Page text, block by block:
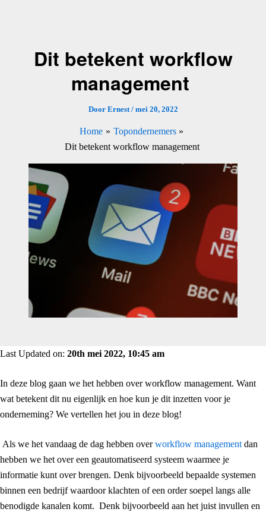
Dit betekent workflow
management
Door Ernest/ mei 20, 2022
Home
Topondernemers
Dit betekent workflow management
Last Updated on: 20th mei 2022, 10:45 am
In deze blog gaan we het hebben over workflow management. Want
wat betekent dit nu eigenlijk en hoe kun je dit inzetten voor je
onderneming? We vertellen het jou in deze blog!
Als we het vandaag de dag hebben overworkflow management dan
hebben we het over een geautomatiseerd systeem waarmee je
informatie kunt over brengen. Denk bijvoorbeeld bepaalde systemen
binnen een bedrijf waardoor klachten of een order soepel langs alle
benodigde kanalen komt. Denk bijvoorbeeld aan het juist invullen en